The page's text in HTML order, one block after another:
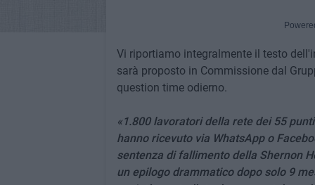
Vi riportiamo integralmente il testo
sarà proposto in Commissione dal
question time odierno.
«1.800 lavoratori della rete dei 55
hanno ricevuto via WhatsApp o
sentenza di fallimento della Shernon
un epilogo drammatico dopo solo 9